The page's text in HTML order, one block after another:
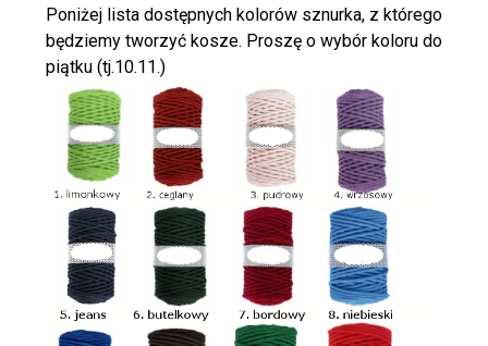
Poniżej lista dostępnych kolorów sznurka, z którego
będziemy tworzyć kosze. Proszę o wybór koloru do
piątku (tj.10.11.)